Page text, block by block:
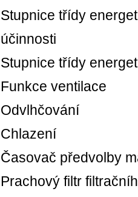
Stupnice třídy
účinnosti
Stupnice třídy
Funkce ventilace
Odvlhčování
Chlazení
Časovač předvolby
Prachový filtr